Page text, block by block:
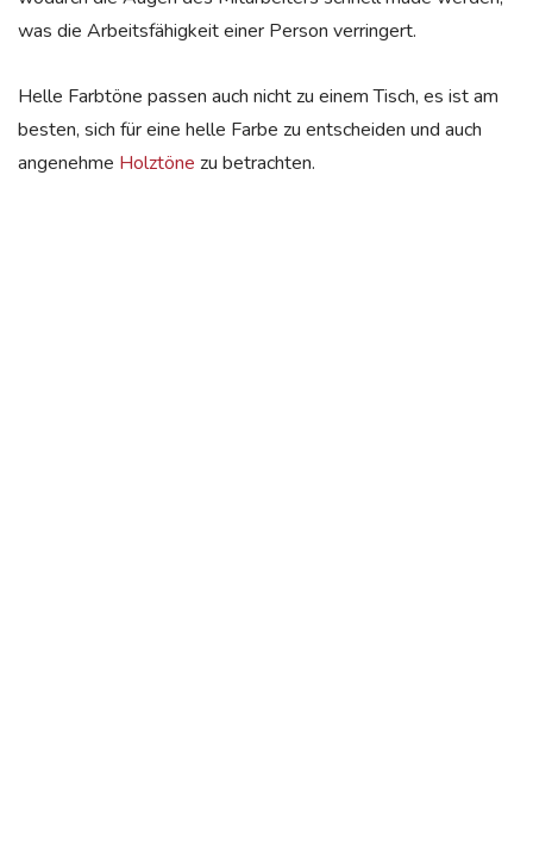
was die Arbeitsfähigkeit einer Person verringert.
Helle Farbtöne passen auch nicht zu einem Tisch, es ist am
besten, sich für eine helle Farbe zu entscheiden und auch
angenehme Holztöne zu betrachten.